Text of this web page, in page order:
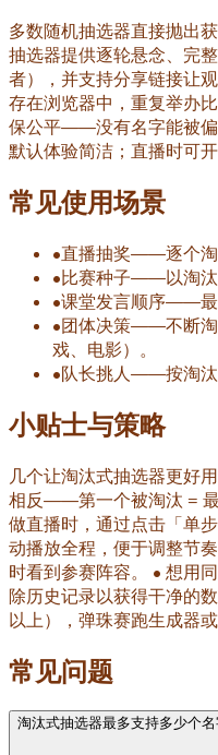
多数随机抽选器直接抛出
抽选器提供逐轮悬念、完
者），并支持分享链接让
存在浏览器中，重复举办
保公平——没有名字能被偏
默认体验简洁；直播时可开
常见使用场景
•直播抽奖——逐个淘
•比赛种子——以淘汰
•课堂发言顺序——最
•团体决策——不断淘
戏、电影）。
•队长挑人——按淘汰
小贴士与策略
几个让淘汰式抽选器更好
相反——第一个被淘汰 =
做直播时，通过点击「单
动播放全程，便于调整节
时看到参赛阵容。 • 想用
除历史记录以获得干净的
以上），弹珠赛跑生成器
常见问题
淘汰式抽选器最多支持多少个名